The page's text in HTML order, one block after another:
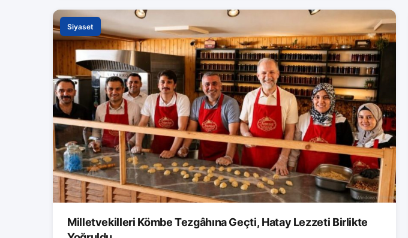
Siyaset
Milletvekilleri Kömbe Tezgâhına Geçti, Hatay Lezzeti Birlikte